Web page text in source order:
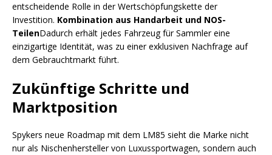
entscheidende Rolle in der Wertschöpfungskette der
Investition. Kombination aus Handarbeit und NOS-
TeilenDadurch erhält jedes Fahrzeug für Sammler eine
einzigartige Identität, was zu einer exklusiven Nachfrage auf
dem Gebrauchtmarkt führt.
Zukünftige Schritte und
Marktposition
Spykers neue Roadmap mit dem LM85 sieht die Marke nicht
nur als Nischenhersteller von Luxussportwagen, sondern auch